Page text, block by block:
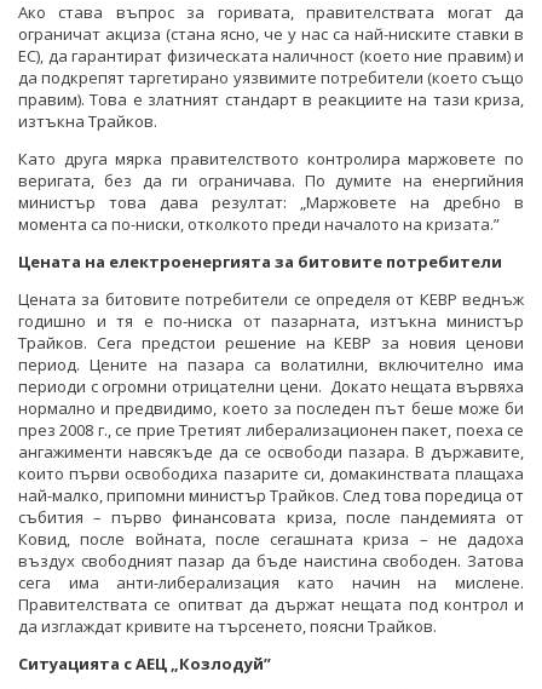
Ако става въпрос за горивата, правителствата могат да
ограничат акциза (стана ясно, че у нас са най-ниските ставки в
ЕС), да гарантират физическата наличност (което ние правим) и
да подкрепят таргетирано уязвимите потребители (което също
правим). Това е златният стандарт в реакциите на тази криза,
изтъкна Трайков.
Като друга мярка правителството контролира маржовете по
веригата, без да ги ограничава. По думите на енергийния
министър това дава резултат: „Маржовете на дребно в
момента са по-ниски, отколкото преди началото на кризата.”
Цената на електроенергията за битовите потребители
Цената за битовите потребители се определя от КЕВР веднъж
годишно и тя е по-ниска от пазарната, изтъкна министър
Трайков. Сега предстои решение на КЕВР за новия ценови
период. Цените на пазара са волатилни, включително има
периоди с огромни отрицателни цени. Докато нещата вървяха
нормално и предвидимо, което за последен път беше може би
през 2008 г., се прие Третият либерализационен пакет, поеха се
ангажименти навсякъде да се освободи пазара. В държавите,
които първи освободиха пазарите си, домакинствата плащаха
най-малко, припомни министър Трайков. След това поредица от
събития – първо финансовата криза, после пандемията от
Ковид, после войната, после сегашната криза – не дадоха
въздух свободният пазар да бъде наистина свободен. Затова
сега има анти-либерализация като начин на мислене.
Правителствата се опитват да държат нещата под контрол и
да изглаждат кривите на търсенето, поясни Трайков.
Ситуацията с АЕЦ „Козлодуй”